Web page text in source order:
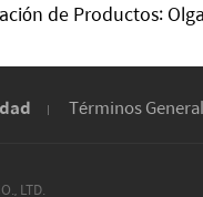
de Productos:
Términos
LTD.